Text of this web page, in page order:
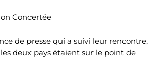
Concertée
de presse qui a suivi leur rencontre,
deux pays étaient sur le point de